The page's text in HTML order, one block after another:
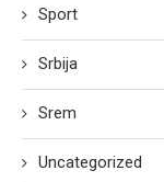
Sport
Srbija
Srem
Uncategorized